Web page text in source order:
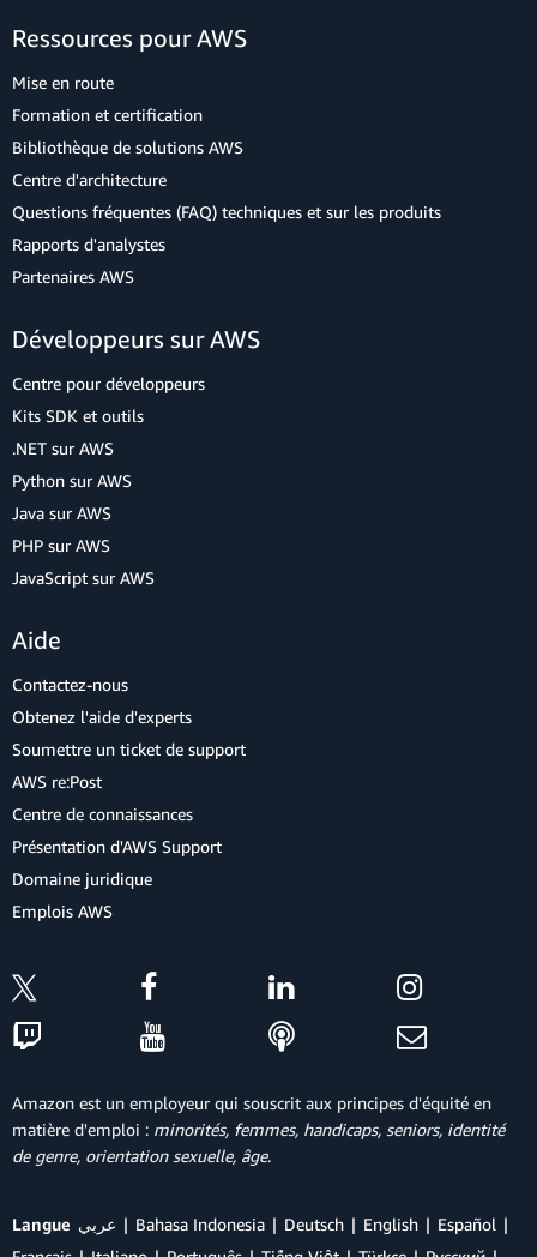
Ressources pour AWS
Mise en route
Formation et certification
Bibliothèque de solutions AWS
Centre d'architecture
Questions fréquentes (FAQ) techniques et sur les produits
Rapports d'analystes
Partenaires AWS
Développeurs sur AWS
Centre pour développeurs
Kits SDK et outils
.NET sur AWS
Python sur AWS
Java sur AWS
PHP sur AWS
JavaScript sur AWS
Aide
Contactez-nous
Obtenez l'aide d'experts
Soumettre un ticket de support
AWS re:Post
Centre de connaissances
Présentation d'AWS Support
Domaine juridique
Emplois AWS
Amazon est un employeur qui souscrit aux principes d'équité en
matière d'emploi : minorités, femmes, handicaps, seniors, identité
de genre, orientation sexuelle, âge.
Langue عربي Bahasa Indonesia Deutsch English
Español